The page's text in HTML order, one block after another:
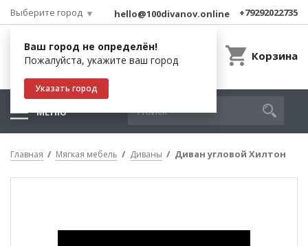
Выберите город
Ваш город не определён!
Пожалуйста, укажите ваш город
Указать город
hello@100divanov.online +79292022735
Корзина
МЕНЮ
Главная Мягкая мебель Диваны Диван угловой Хилтон